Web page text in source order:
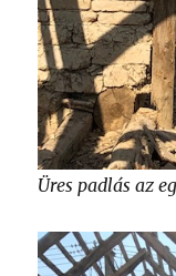
Üres padlás az